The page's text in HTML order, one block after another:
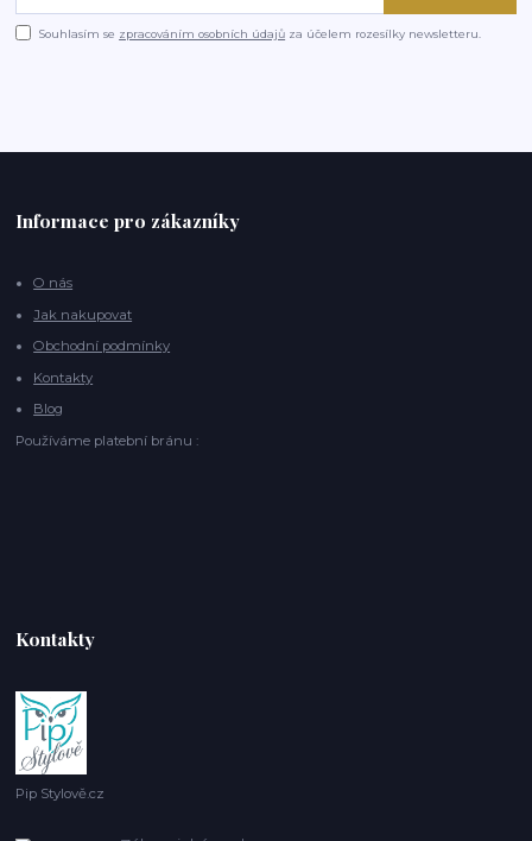
Souhlasím se zpracováním osobních údajů za účelem rozesílky newsletteru.
Informace pro zákazníky
O nás
Jak nakupovat
Obchodní podmínky
Kontakty
Blog
Používáme platební bránu :
Kontakty
Pip Stylově.cz